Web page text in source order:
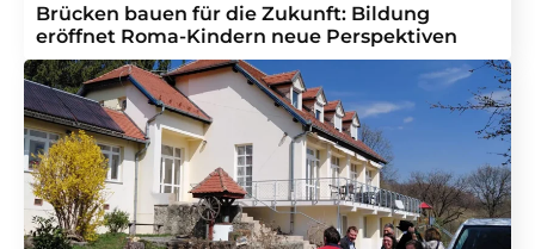
Brücken bauen für die Zukunft: Bildung
eröffnet Roma-Kindern neue Perspektiven